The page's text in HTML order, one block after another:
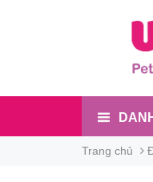
Trang chủ